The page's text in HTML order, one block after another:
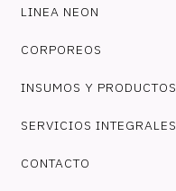
LINEA NEON
CORPOREOS
INSUMOS Y PRODUCTOS
SERVICIOS INTEGRALES
CONTACTO